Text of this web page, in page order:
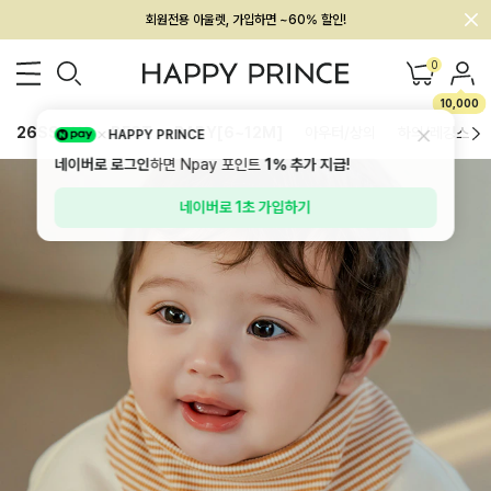
회원전용 아울렛, 가입하면 ~60% 할인!
멤버십 최대 28,000원 혜택 0
10,000
26SS 신상 BEST BABY[6~12M] 하의/레깅스
HAPPY PRINCE
네이버로 로그인하면 Npay 포인트1%추가 지급!
네이버로 1초 가입하기